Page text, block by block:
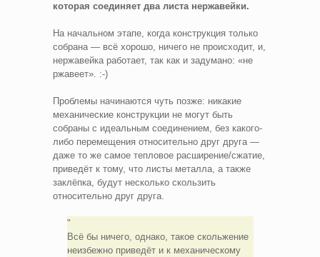
которая соединяет два листа нержавейки.
На начальном этапе, когда конструкция только
собрана — всё хорошо, ничего не происходит, и,
нержавейка работает, так как и задумано: «не
ржавеет». :-)
Проблемы начинаются чуть позже: никакие
механические конструкции не могут быть
собраны с идеальным соединением, без какого-
либо перемещения относительно друг друга —
даже то же самое тепловое расширение/сжатие,
приведёт к тому, что листы металла, а также
заклёпка, будут несколько скользить
относительно друг друга.
Всё бы ничего, однако, такое скольжение
неизбежно приведёт и к механическому